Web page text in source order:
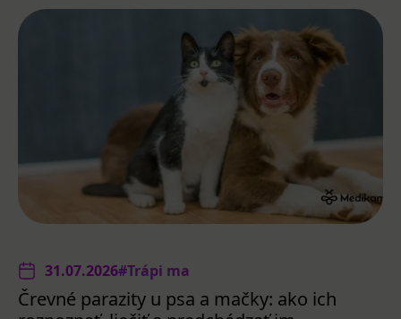
31.07.2026#Trápi ma
Črevné parazity u psa a mačky: ako ich